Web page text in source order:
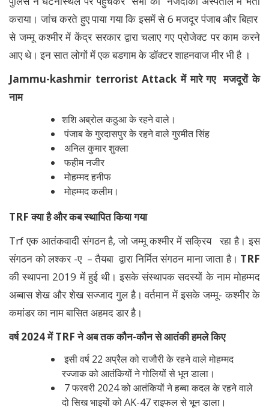
कराया। जांच करते हुए पाया गया कि इसमें से 6 मजदूर पंजाब और बिहार
से जम्मू कश्मीर में केंद्र सरकार द्वारा चलाए गए प्रोजेक्ट पर काम करने
आए थे। इन सात लोगों में एक बडगाम के डॉक्टर शाहनवाज मीर भी है ।
Jammu-kashmir terrorist Attack में मारे गए मजदूरों के
नाम
शशि अब्रोल कठुआ के रहने वाले।
पंजाब के गुरदासपुर के रहने वाले गुरमीत सिंह
अनिल कुमार शुक्ला
फहीम नजीर
मोहम्मद हनीफ
मोहम्मद कलीम।
TRF क्या है और कब स्थापित किया गया
Trf एक आतंकवादी संगठन है, जो जम्मू कश्मीर में सक्रिय रहा है। इस
संगठन को लश्कर -ए – तैयबा द्वारा निर्मित संगठन माना जाता है। TRF
की स्थापना 2019 में हुई थी। इसके संस्थापक सदस्यों के नाम मोहम्मद
अब्बास शेख और शेख सज्जाद गुल है। वर्तमान में इसके जम्मू- कश्मीर के
कमांडर का नाम बासित अहमद डार है।
वर्ष 2024 में TRF ने अब तक कौन-कौन से आतंकी हमले किए
इसी वर्ष 22 अप्रैल को राजौरी के रहने वाले मोहम्मद
रज्जाक को आतंकियों ने गोलियों से भून डाला।
7 फरवरी 2024 को आतंकियों ने हब्बा कदल के रहने वाले
दो सिख भाइयों को AK-47 राइफल से भून डाला।